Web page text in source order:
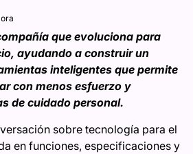
que evoluciona para
ayudando a construir un
inteligentes que permite
con menos esfuerzo y
de cuidado personal.
sobre tecnología para el
en funciones, especificaciones y